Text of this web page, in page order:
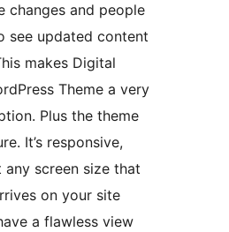
changes and people
see updated content
makes Digital
Theme a very
Plus the theme
It’s responsive,
any screen size that
on your site
a flawless view